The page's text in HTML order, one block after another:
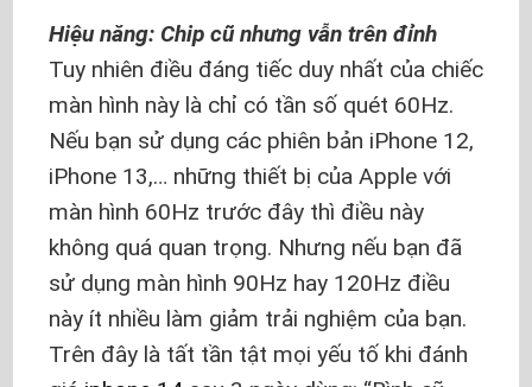
Hiệu năng: Chip cũ nhưng vẫn trên đỉnh
Tuy nhiên điều đáng tiếc duy nhất của chiếc
màn hình này là chỉ có tần số quét 60Hz.
Nếu bạn sử dụng các phiên bản iPhone 12,
iPhone 13,… những thiết bị của Apple với
màn hình 60Hz trước đây thì điều này
không quá quan trọng. Nhưng nếu bạn đã
sử dụng màn hình 90Hz hay 120Hz điều
này ít nhiều làm giảm trải nghiệm của bạn.
Trên đây là tất tần tật mọi yếu tố khi đánh